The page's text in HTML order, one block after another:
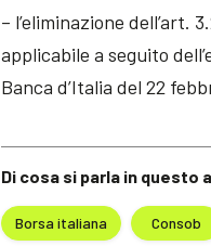
Di cosa si parla in questo
Borsa italiana Consob
– l’eliminazione
applicabile a seguito
Banca d’Italia del 22